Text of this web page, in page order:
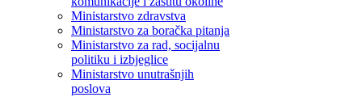
Ministarstvo zdravstva
Ministarstvo za boračka pitanja
Ministarstvo za rad, socijalnu
politiku i izbjeglice
Ministarstvo unutrašnjih
poslova